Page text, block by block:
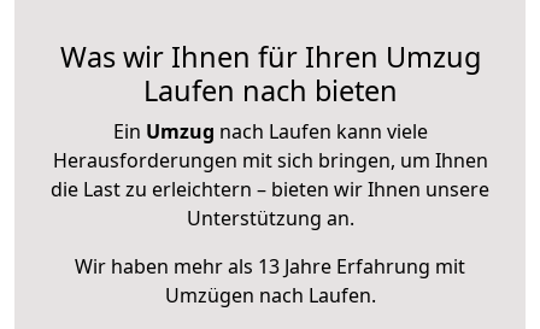
Was wir Ihnen für Ihren Umzug
Laufen nach bieten
Ein Umzug nach Laufen kann viele
Herausforderungen mit sich bringen, um Ihnen
die Last zu erleichtern – bieten wir Ihnen unsere
Unterstützung an.
Wir haben mehr als 13 Jahre Erfahrung mit
Umzügen nach Laufen.